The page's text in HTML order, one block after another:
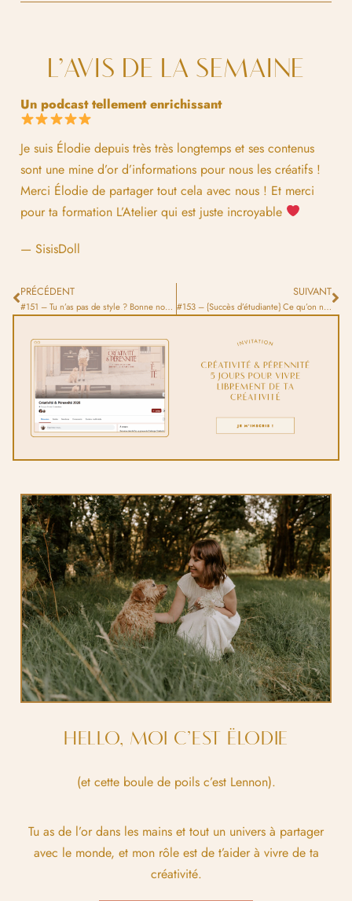
L’AVIS DE LA SEMAINE
Un podcast tellement enrichissant
Je suis Élodie depuis très très longtemps et ses contenus
sont une mine d’or d’informations pour nous les créatifs !
Merci Élodie de partager tout cela avec nous ! Et merci
pour ta formation L’Atelier qui est juste incroyable
— SisisDoll
PRÉCÉDENT
#151 – Tu n’as pas de style ? Bonne nouvelle, c’est le moment de chercher
SUIVANT
#153 – {Succès d’étudiante} Ce qu’on ne voit pas : les vraies coulisses d’une illustratrice
HELLO, MOI C’EST ËLODIE
(et cette boule de poils c’est Lennon).
Tu as de l’or dans les mains et tout un univers à partager
avec le monde, et mon rôle est de t’aider à vivre de ta
créativité.